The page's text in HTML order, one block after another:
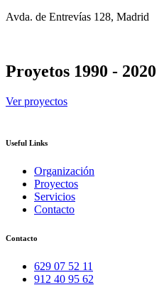
Avda. de Entrevías 128, Madrid
Proyetos 1990 - 2020
Ver proyectos
Useful Links
Organización
Proyectos
Servicios
Contacto
Contacto
629 07 52 11
912 40 95 62